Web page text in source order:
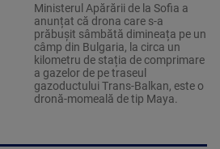
Ministerul Apărării de la Sofia a
anunțat că drona care s-a
prăbușit sâmbătă dimineața pe un
câmp din Bulgaria, la circa un
kilometru de stația de comprimare
a gazelor de pe traseul
gazoductului Trans-Balkan, este o
dronă-momeală de tip Maya.